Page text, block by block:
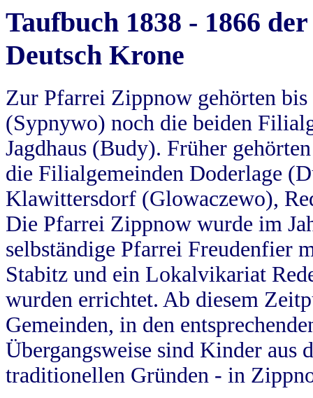
Taufbuch 1838 - 1866
Deutsch Krone
Zur Pfarrei Zippnow gehörten
(Sypnywo) noch die beiden
Jagdhaus (Budy). Früher
die Filialgemeinden Doderlage
Klawittersdorf (Glowaczewo),
Die Pfarrei Zippnow wurde im
selbständige Pfarrei Freudenfier
Stabitz und ein Lokalvikariat
wurden errichtet. Ab diesem
Gemeinden, in den
Übergangsweise sind Kinder aus
traditionellen Gründen - in